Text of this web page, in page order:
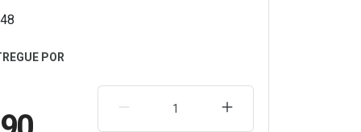
REMOVER UMA UNIDADEAUMENTAR UMA